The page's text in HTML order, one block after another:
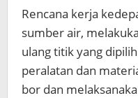
Rencana kerja
sumber air,
ulang titik yang
peralatan dan
bor dan